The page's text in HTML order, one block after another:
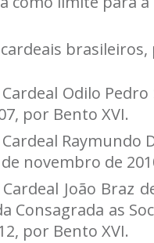
cardeais
Cardeal Odilo
por Bento XVI.
Cardeal Raymundo
novembro de
Cardeal João Braz
Consagrada as
por Bento XVI.